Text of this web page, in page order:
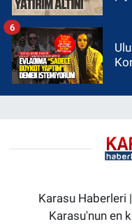
6
Karasu Haberleri
Karasu'nun en